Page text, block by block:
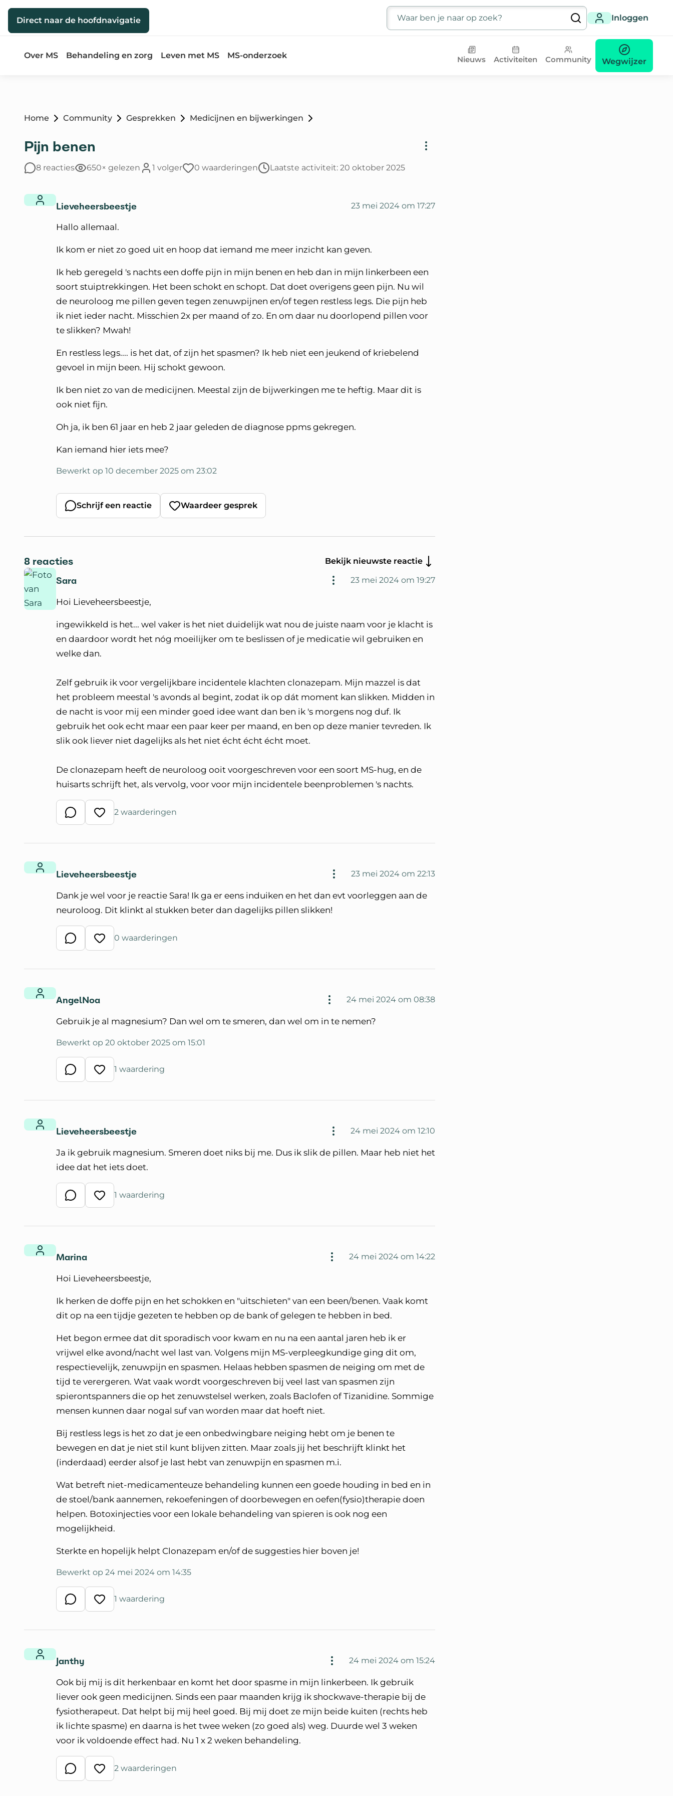
Direct naar de inhoud
Direct naar de hoofdnavigatie
Zoeken
Inloggen
Over MS Behandeling en zorg Leven met MS MS-onderzoek Nieuws Activiteiten Community Wegwijzer
Home Community Gesprekken Medicijnen en bijwerkingen
Pijn benen
8 reacties 650× gelezen 1 volger 0 waarderingen Laatste activiteit: 20 oktober 2025
Lieveheersbeestje 23 mei 2024 om 17:27
Hallo allemaal.
Ik kom er niet zo goed uit en hoop dat iemand me meer inzicht kan geven.
Ik heb geregeld 's nachts een doffe pijn in mijn benen en heb dan in mijn linkerbeen een
soort stuiptrekkingen. Het been schokt en schopt. Dat doet overigens geen pijn. Nu wil
de neuroloog me pillen geven tegen zenuwpijnen en/of tegen restless legs. Die pijn heb
ik niet ieder nacht. Misschien 2x per maand of zo. En om daar nu doorlopend pillen voor
te slikken? Mwah!
En restless legs.... is het dat, of zijn het spasmen? Ik heb niet een jeukend of kriebelend
gevoel in mijn been. Hij schokt gewoon.
Ik ben niet zo van de medicijnen. Meestal zijn de bijwerkingen me te heftig. Maar dit is
ook niet fijn.
Oh ja, ik ben 61 jaar en heb 2 jaar geleden de diagnose ppms gekregen.
Kan iemand hier iets mee?
Bewerkt op 10 december 2025 om 23:02
Schrijf een reactie Waardeer gesprek
8 reacties Bekijk nieuwste reactie
Sara 23 mei 2024 om 19:27
Hoi Lieveheersbeestje,
ingewikkeld is het... wel vaker is het niet duidelijk wat nou de juiste naam voor je klacht is
en daardoor wordt het nóg moeilijker om te beslissen of je medicatie wil gebruiken en
welke dan.
Zelf gebruik ik voor vergelijkbare incidentele klachten clonazepam. Mijn mazzel is dat
het probleem meestal 's avonds al begint, zodat ik op dát moment kan slikken. Midden in
de nacht is voor mij een minder goed idee want dan ben ik 's morgens nog duf. Ik
gebruik het ook echt maar een paar keer per maand, en ben op deze manier tevreden. Ik
slik ook liever niet dagelijks als het niet écht écht écht moet.
De clonazepam heeft de neuroloog ooit voorgeschreven voor een soort MS-hug, en de
huisarts schrijft het, als vervolg, voor voor mijn incidentele beenproblemen 's nachts.
Schrijf een reactie
Waardeer reactie
2 waarderingen
Lieveheersbeestje 23 mei 2024 om 22:13
Dank je wel voor je reactie Sara! Ik ga er eens induiken en het dan evt voorleggen aan de
neuroloog. Dit klinkt al stukken beter dan dagelijks pillen slikken!
Schrijf een reactie
Waardeer reactie
0 waarderingen
AngelNoa 24 mei 2024 om 08:38
Gebruik je al magnesium? Dan wel om te smeren, dan wel om in te nemen?
Bewerkt op 20 oktober 2025 om 15:01
Schrijf een reactie
Waardeer reactie
1 waardering
Lieveheersbeestje 24 mei 2024 om 12:10
Ja ik gebruik magnesium. Smeren doet niks bij me. Dus ik slik de pillen. Maar heb niet het
idee dat het iets doet.
Schrijf een reactie
Waardeer reactie
1 waardering
Marina 24 mei 2024 om 14:22
Hoi Lieveheersbeestje,
Ik herken de doffe pijn en het schokken en "uitschieten" van een been/benen. Vaak komt
dit op na een tijdje gezeten te hebben op de bank of gelegen te hebben in bed.
Het begon ermee dat dit sporadisch voor kwam en nu na een aantal jaren heb ik er
vrijwel elke avond/nacht wel last van. Volgens mijn MS-verpleegkundige ging dit om,
respectievelijk, zenuwpijn en spasmen. Helaas hebben spasmen de neiging om met de
tijd te verergeren. Wat vaak wordt voorgeschreven bij veel last van spasmen zijn
spierontspanners die op het zenuwstelsel werken, zoals Baclofen of Tizanidine. Sommige
mensen kunnen daar nogal suf van worden maar dat hoeft niet.
Bij restless legs is het zo dat je een onbedwingbare neiging hebt om je benen te
bewegen en dat je niet stil kunt blijven zitten. Maar zoals jij het beschrijft klinkt het
(inderdaad) eerder alsof je last hebt van zenuwpijn en spasmen m.i.
Wat betreft niet-medicamenteuze behandeling kunnen een goede houding in bed en in
de stoel/bank aannemen, rekoefeningen of doorbewegen en oefen(fysio)therapie doen
helpen. Botoxinjecties voor een lokale behandeling van spieren is ook nog een
mogelijkheid.
Sterkte en hopelijk helpt Clonazepam en/of de suggesties hier boven je!
Bewerkt op 24 mei 2024 om 14:35
Schrijf een reactie
Waardeer reactie
1 waardering
Janthy 24 mei 2024 om 15:24
Ook bij mij is dit herkenbaar en komt het door spasme in mijn linkerbeen. Ik gebruik
liever ook geen medicijnen. Sinds een paar maanden krijg ik shockwave-therapie bij de
fysiotherapeut. Dat helpt bij mij heel goed. Bij mij doet ze mijn beide kuiten (rechts heb
ik lichte spasme) en daarna is het twee weken (zo goed als) weg. Duurde wel 3 weken
voor ik voldoende effect had. Nu 1 x 2 weken behandeling.
Schrijf een reactie
Waardeer reactie
2 waarderingen